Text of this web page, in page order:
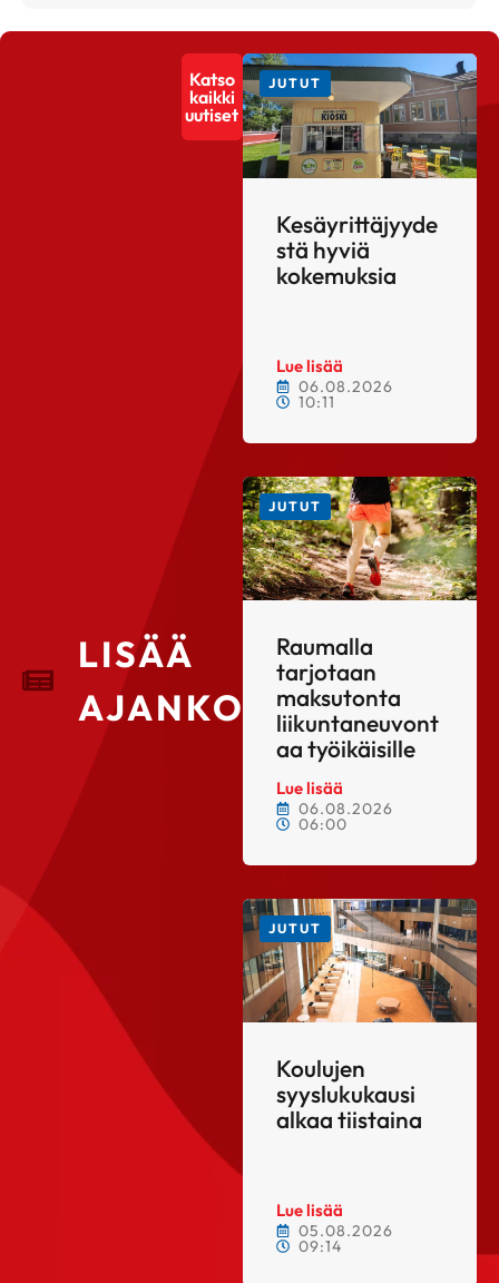
LISÄÄ
AJANKOHTAISTA
Katso
kaikki
uutiset
JUTUT
Kesäyrittäjyyde
stä hyviä
kokemuksia
Lue lisää
06.08.2026
10:11
JUTUT
Raumalla
tarjotaan
maksutonta
liikuntaneuvont
aa työikäisille
Lue lisää
06.08.2026
06:00
JUTUT
Koulujen
syyslukukausi
alkaa tiistaina
Lue lisää
05.08.2026
09:14